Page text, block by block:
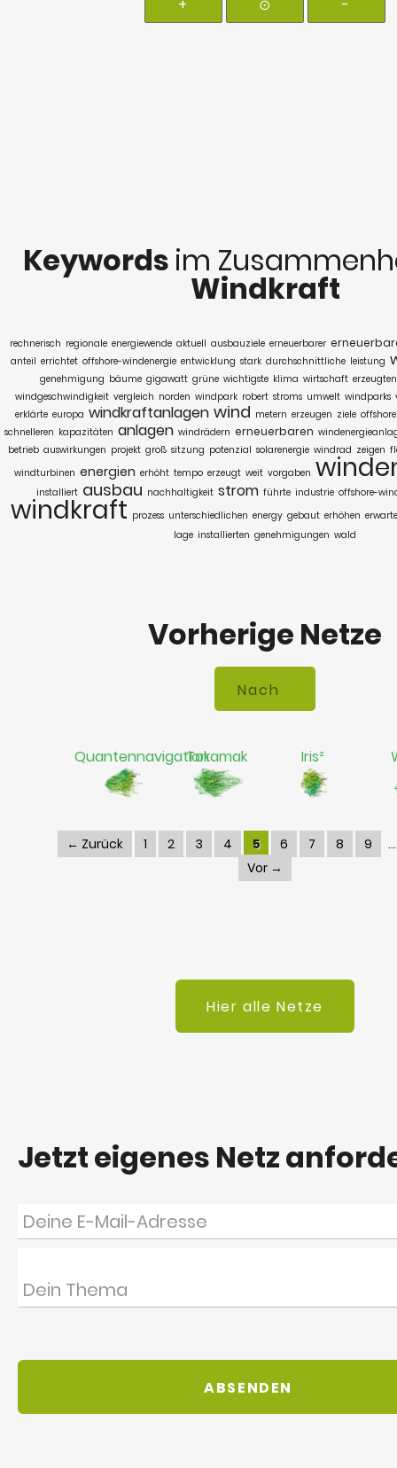
+ ⊙ -
Keywords im
Windkraft
rechnerisch regionale energiewende aktuell ausbauziele erneuerbarer
anteil errichtet offshore-windenergie entwicklung stark durchschnittliche leistung
genehmigung bäume gigawatt grüne wichtigste klima wirtschaft erzeugten
windgeschwindigkeit vergleich norden windpark robert stroms umwelt windparks
erklärte europa windkraftanlagen wind metern erzeugen ziele offshore
schnelleren kapazitäten anlagen windrädern erneuerbaren
betrieb auswirkungen projekt groß sitzung potenzial solarenergie windrad zeigen
windturbinen energien erhöht tempo erzeugt weit vorgaben
installiert ausbau nachhaltigkeit strom führte industrie offshore-
windkraft prozess unterschiedlichen energy gebaut erhöhen
lage installierten genehmigungen wald
Vorherige Netze
QuantennavigationTokamak Iris²
← Zurück 1 2 3 4 5 6 7 8
9
Vor →
Hier alle Netze
Jetzt eigenes Netz